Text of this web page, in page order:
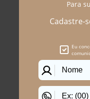
Você